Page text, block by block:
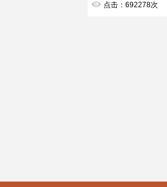
点击：692278次